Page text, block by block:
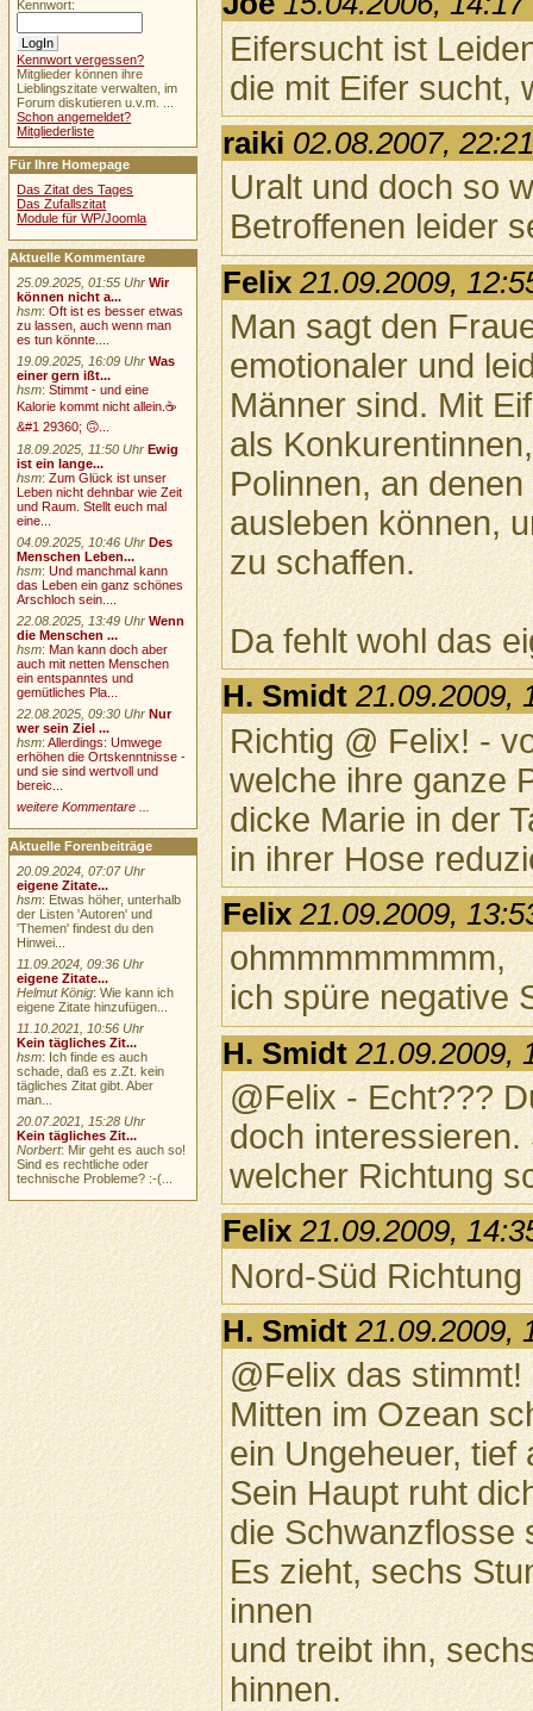
Eifersucht ist
die mit Eifer sucht,
raiki 02.08.2007,
Uralt und doch so
Betroffenen leider
Felix 21.09.2009,
Man sagt den
emotionaler und
Männer sind. Mit
als
Polinnen, an
ausleben können,
zu schaffen.
Da fehlt wohl das
H. Smidt 21.09.2009,
Richtig @ Felix! -
welche ihre ganze
dicke Marie in der
in ihrer Hose
Felix 21.09.2009,
ohmmmmmmmm,
ich spüre negative
H. Smidt 21.09.2009,
@Felix - Echt???
doch
welcher Richtung
Felix 21.09.2009,
Nord-Süd Richtung
H. Smidt 21.09.2009,
@Felix das stimmt!
Mitten im Ozean
ein Ungeheuer, tief
Sein Haupt ruht
die Schwanzflosse
Es zieht, sechs
innen
und treibt ihn,
hinnen.
Kennwort:
Kennwort vergessen?
Mitglieder können ihre
Lieblingszitate verwalten, im
Forum diskutieren u.v.m. ...
Schon angemeldet?
Mitgliederliste
Für Ihre Homepage
Das Zitat des Tages
Das Zufallszitat
Module für WP/Joomla
Aktuelle Kommentare
25.09.2025, 01:55 Uhr Wir
können nicht a...
hsm:Oft ist es besser etwas
zu lassen, auch wenn man
es tun könnte....
19.09.2025, 16:09 Uhr Was
einer gern ißt...
hsm:Stimmt - und eine
Kalorie kommt nicht allein.☕
&#1 29360; 🙃...
18.09.2025, 11:50 Uhr Ewig
ist ein lange...
hsm:Zum Glück ist unser
Leben nicht dehnbar wie Zeit
und Raum. Stellt euch mal
eine...
04.09.2025, 10:46 Uhr Des
Menschen Leben...
hsm:Und manchmal kann
das Leben ein ganz schönes
Arschloch sein....
22.08.2025, 13:49 Uhr Wenn
die Menschen ...
hsm:Man kann doch aber
auch mit netten Menschen
ein entspanntes und
gemütliches Pla...
22.08.2025, 09:30 Uhr Nur
wer sein Ziel ...
hsm:Allerdings: Umwege
erhöhen die Ortskenntnisse -
und sie sind wertvoll und
bereic...
weitere Kommentare ...
Aktuelle Forenbeiträge
20.09.2024, 07:07 Uhr
eigene Zitate...
hsm: Etwas höher, unterhalb
der Listen 'Autoren' und
'Themen' findest du den
Hinwei...
11.09.2024, 09:36 Uhr
eigene Zitate...
Helmut König: Wie kann ich
eigene Zitate hinzufügen...
11.10.2021, 10:56 Uhr
Kein tägliches Zit...
hsm: Ich finde es auch
schade, daß es z.Zt. kein
tägliches Zitat gibt. Aber
man...
20.07.2021, 15:28 Uhr
Kein tägliches Zit...
Norbert: Mir geht es auch so!
Sind es rechtliche oder
technische Probleme? :-(...